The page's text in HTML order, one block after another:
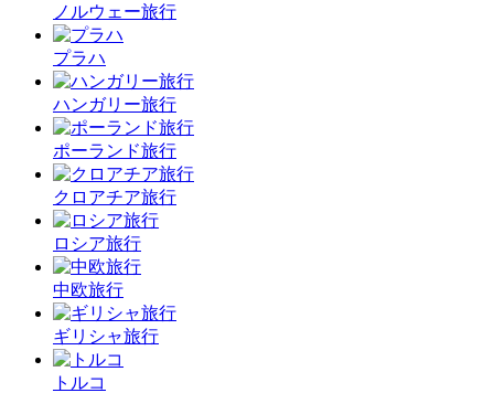
ノルウェー旅行
プラハ
ハンガリー旅行
ポーランド旅行
クロアチア旅行
ロシア旅行
中欧旅行
ギリシャ旅行
トルコ